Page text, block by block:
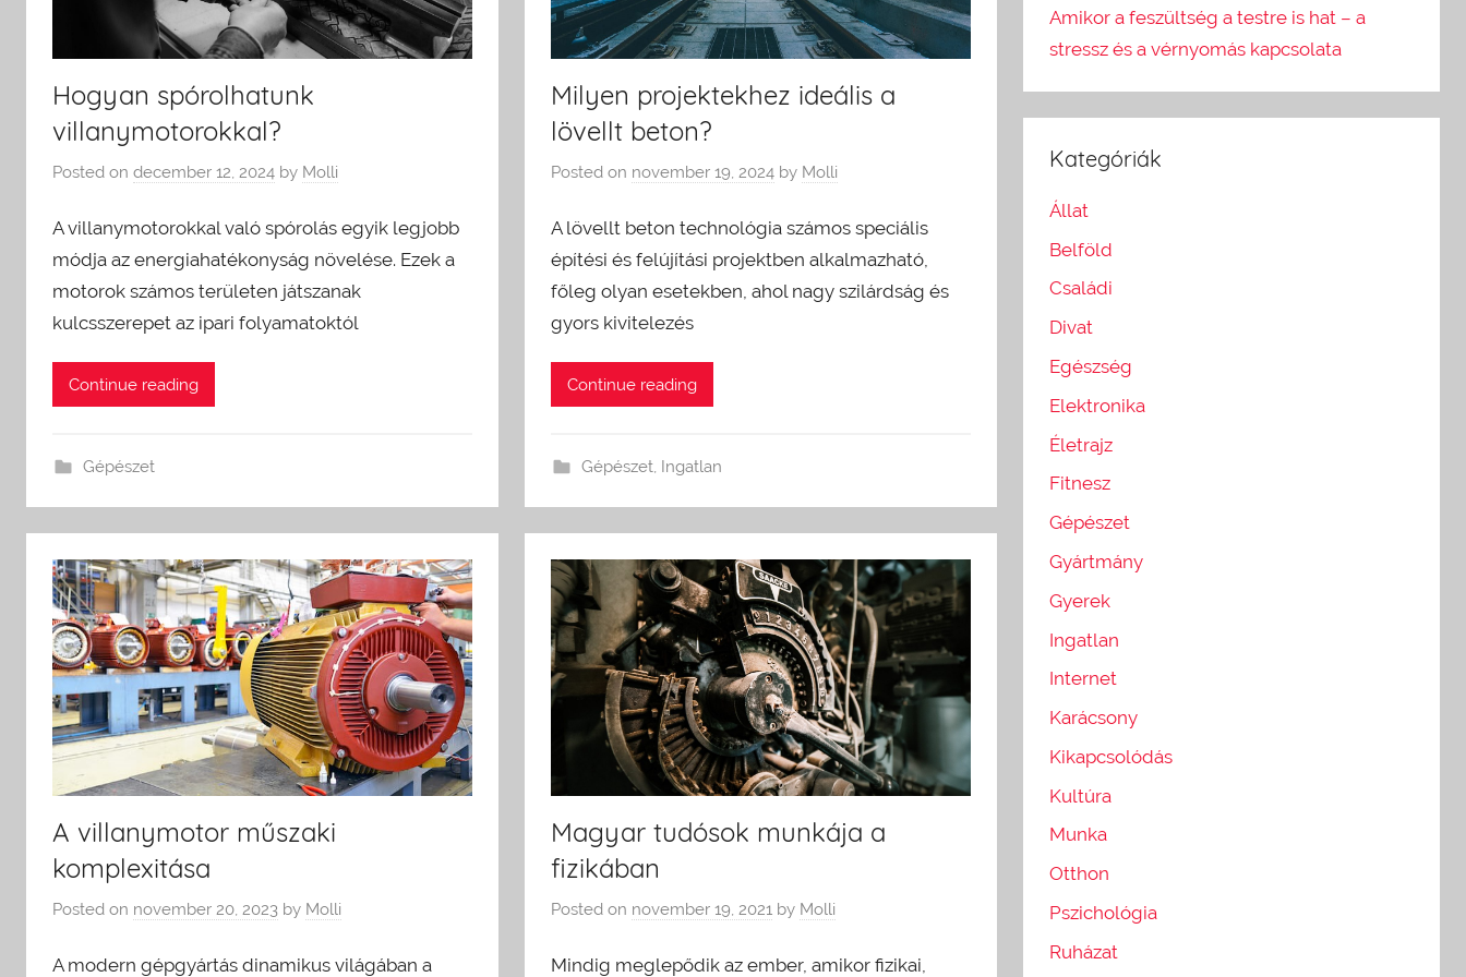
Hogyan spórolhatunk
villanymotorokkal?
Posted on december 12, 2024 by Molli
A villanymotorokkal való spórolás egyik legjobb
módja az energiahatékonyság növelése. Ezek a
motorok számos területen játszanak
kulcsszerepet az ipari folyamatoktól
Continue reading
Gépészet
Milyen projektekhez ideális a
lövellt beton?
Posted on november 19, 2024 by Molli
A lövellt beton technológia számos speciális
építési és felújítási projektben alkalmazható,
főleg olyan esetekben, ahol nagy szilárdság és
gyors kivitelezés
Continue reading
Gépészet, Ingatlan
A villanymotor műszaki
komplexitása
Posted on november 20, 2023 by Molli
A modern gépgyártás dinamikus világában a
Magyar tudósok munkája a
fizikában
Posted on november 19, 2021 by Molli
Mindig meglepődik az ember, amikor fizikai,
Amikor a feszültség a testre is hat – a
stressz és a vérnyomás kapcsolata
Kategóriák
Állat
Belföld
Családi
Divat
Egészség
Elektronika
Életrajz
Fitnesz
Gépészet
Gyártmány
Gyerek
Ingatlan
Internet
Karácsony
Kikapcsolódás
Kultúra
Munka
Otthon
Pszichológia
Ruházat